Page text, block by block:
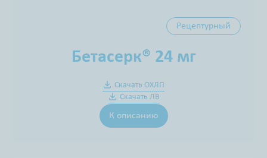
Рецептурный
Бетасерк® 24 мг
Скачать ОХЛП
Скачать ЛВ
К описанию